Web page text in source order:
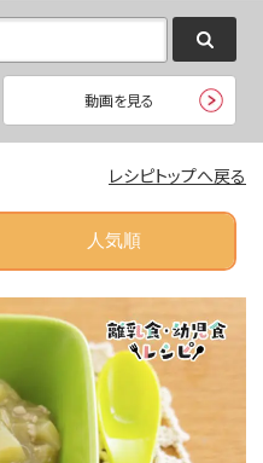
動画を見る
レシピトップへ戻る
人気順